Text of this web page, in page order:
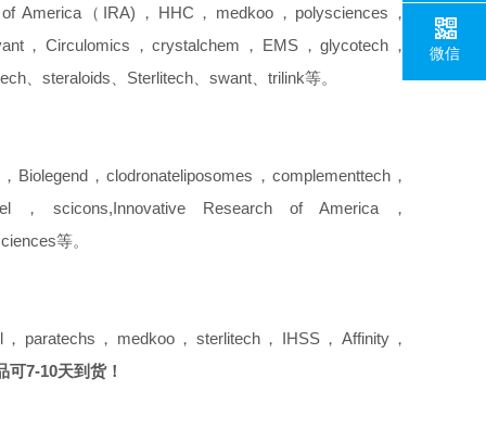
（IRA)，HHC，medkoo，polysciences，
，Circulomics，crystalchem，EMS，glycotech，
、steraloids、Sterlitech、swant、trilink等。
，clodronateliposomes，complementtech，
scicons,Innovative Research of America，
等。
paratechs，medkoo，sterlitech，IHSS，Affinity，
可7-10天到货！
微信